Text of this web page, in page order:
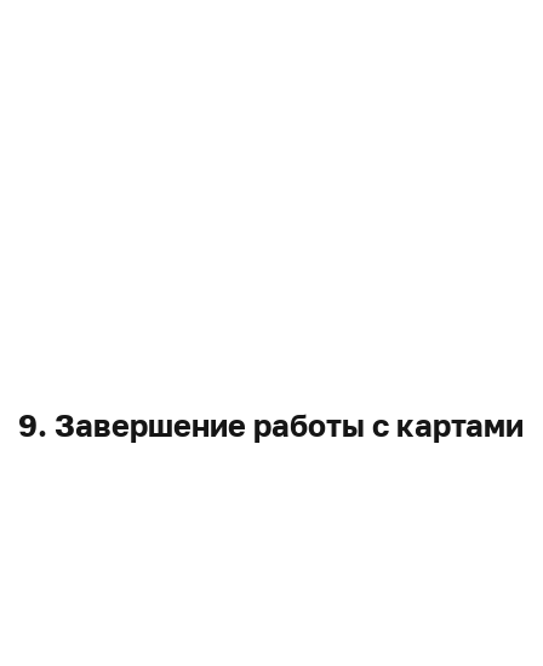
9. Завершение работы с картами